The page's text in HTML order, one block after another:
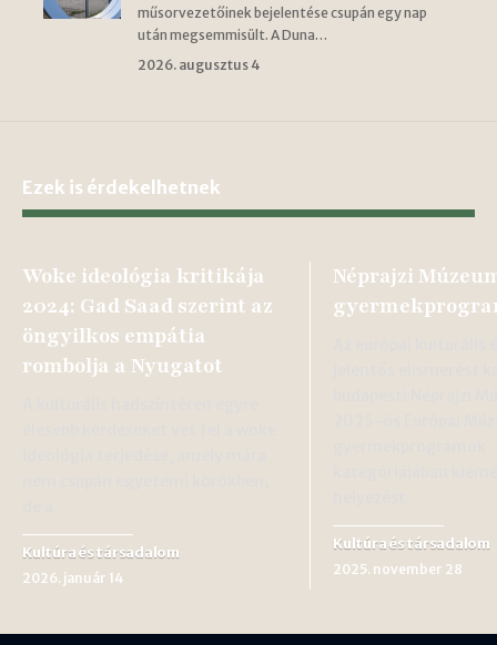
műsorvezetőinek bejelentése csupán egy nap
után megsemmisült. A Duna…
2026. augusztus 4
Ezek is érdekelhetnek
Woke ideológia kritikája
2024: Gad Saad szerint az
öngyilkos empátia
rombolja a Nyugatot
Kultúra és társadalom
2026. január 14
Néprajzi
Kultúra és társadalom
2025. november 28